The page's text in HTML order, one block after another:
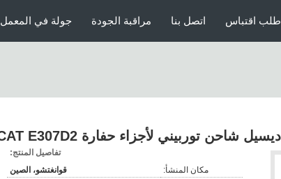
جولة في المعمل مراقبة الجودة اتصل بنا طلب اقتباس
تفاصيل المنتج:
مكان المنشأ:
قوانغتشو، الصين